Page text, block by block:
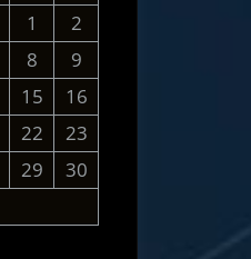
1
2
8
9
15
16
22
23
29
30